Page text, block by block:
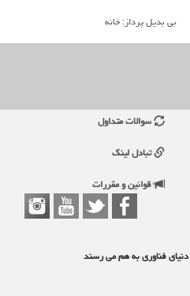
بی بدیل پرداز: خانه
سوالات متداول
تبادل لینک
قوانین و مقررات
فناوری به هم می رسند